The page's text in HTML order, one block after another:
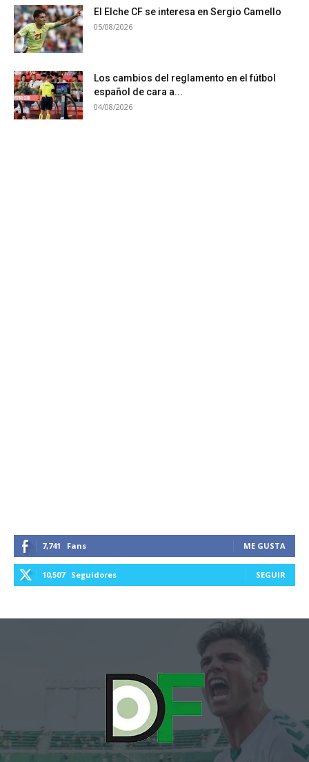
El Elche CF se interesa en Sergio Camello
05/08/2026
Los cambios del reglamento en el fútbol
español de cara a...
04/08/2026
7,741 Fans ME GUSTA
10,507 Seguidores SEGUIR